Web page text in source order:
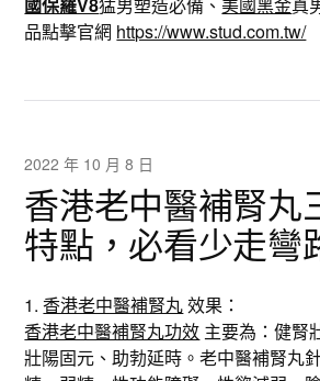
品點擊官網 https://www.stud.com.tw/
2022 年 10 月 8 日
香港老中醫補腎丸
特點，必看少走彎
1.香港老中醫補腎丸效果：
香港老中醫補腎丸功效 主要為：健腎
壯陽固元、助勃延時。老中醫補腎丸